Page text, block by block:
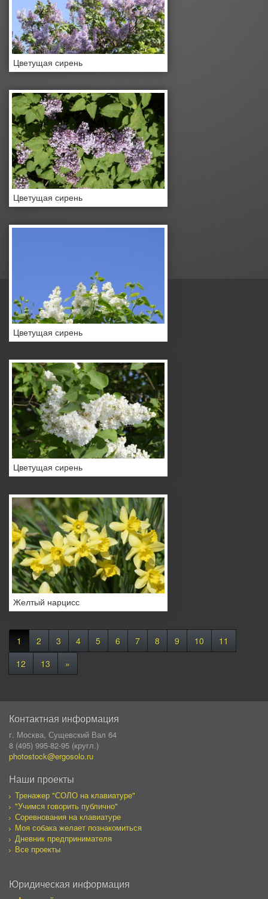
Цветущая сирень
Цветущая сирень
Цветущая сирень
Цветущая сирень
Желтый нарцисс
1 2 3 4 5 6 7 8 9 10
11
12
13 »
Контактная информация
г. Москва, Сущевский Вал 64
8 (495) 995-82-95 (кругл.)
photostock@ergosolo.ru
Наши проекты
Тренажер "СОЛО на клавиатуре"
"Учимся говорить публично"
Соревнования на клавиатуре
Моя собака желает познакомиться
Дневник предпринимателя
Все проекты
Юридическая информация